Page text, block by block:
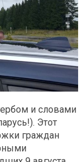
и словами
Этот
граждан